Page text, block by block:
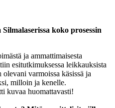
koko prosessin
ja ammattimaisesta
esitutkimuksessa leikkauksista
varmoissa käsissä ja
milloin ja kenelle.
kuvaa huomattavasti!